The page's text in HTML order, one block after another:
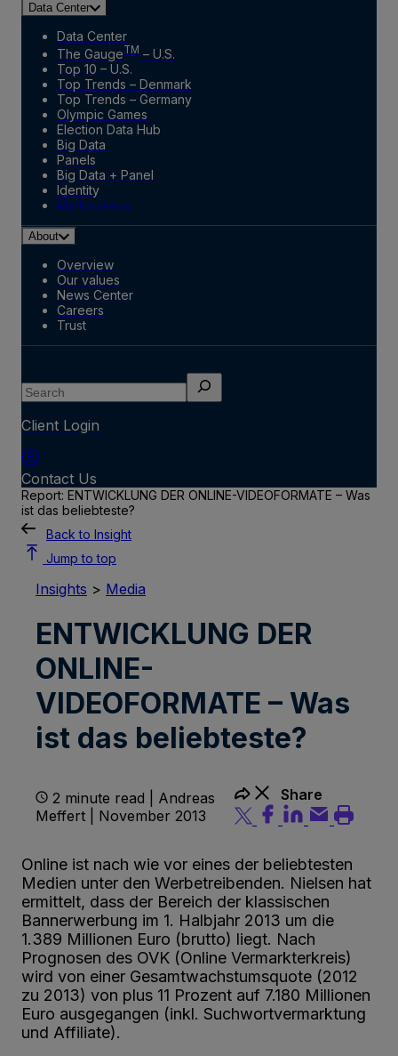
Data Center
Data Center
The GaugeTM – U.S.
Top 10 – U.S.
Top Trends – Denmark
Top Trends – Germany
Olympic Games
Election Data Hub
Big Data
Panels
Big Data + Panel
Identity
Marketplace
About
Overview
Our values
News Center
Careers
Trust
Search
Client Login
Contact Us
Report: ENTWICKLUNG DER ONLINE-VIDEOFORMATE – Was
ist das beliebteste?
Back to Insight
Jump to top
Insights > Media
ENTWICKLUNG DER
ONLINE-
VIDEOFORMATE – Was
ist das beliebteste?
2 minute read | Andreas
Meffert | November 2013
Share
Online ist nach wie vor eines der beliebtesten
Medien unter den Werbetreibenden. Nielsen hat
ermittelt, dass der Bereich der klassischen
Bannerwerbung im 1. Halbjahr 2013 um die
1.389 Millionen Euro (brutto) liegt. Nach
Prognosen des OVK (Online Vermarkterkreis)
wird von einer Gesamtwachstumsquote (2012
zu 2013) von plus 11 Prozent auf 7.180 Millionen
Euro ausgegangen (inkl. Suchwortvermarktung
und Affiliate).